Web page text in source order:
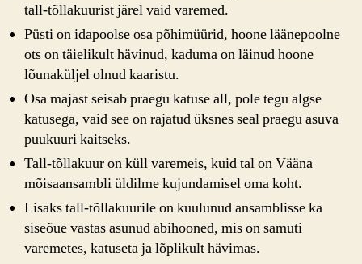
tall-tõllakuurist järel vaid varemed.
Püsti on idapoolse osa põhimüürid, hoone läänepoolne
ots on täielikult hävinud, kaduma on läinud hoone
lõunaküljel olnud kaaristu.
Osa majast seisab praegu katuse all, pole tegu algse
katusega, vaid see on rajatud üksnes seal praegu asuva
puukuuri kaitseks.
Tall-tõllakuur on küll varemeis, kuid tal on Vääna
mõisaansambli üldilme kujundamisel oma koht.
Lisaks tall-tõllakuurile on kuulunud ansamblisse ka
siseõue vastas asunud abihooned, mis on samuti
varemetes, katuseta ja lõplikult hävimas.